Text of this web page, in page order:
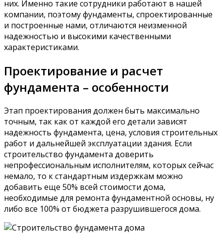
них. Именно такие сотрудники работают в нашей
компании, поэтому фундаменты, спроектированные
и построенные нами, отличаются неизменной
надежностью и высокими качественными
характеристиками.
Проектирование и расчет
фундамента – особенности
Этап проектирования должен быть максимально
точным, так как от каждой его детали зависят
надежность фундамента, цена, условия строительных
работ и дальнейшей эксплуатации здания. Если
строительство фундамента доверить
непрофессиональным исполнителям, которых сейчас
немало, то к стандартным издержкам можно
добавить еще 50% всей стоимости дома,
необходимые для ремонта фундаментной основы, ну
либо все 100% от бюджета разрушившегося дома.